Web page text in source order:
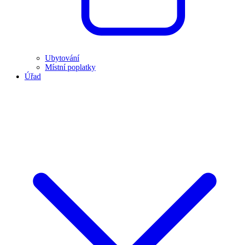
Ubytování
Místní poplatky
Úřad